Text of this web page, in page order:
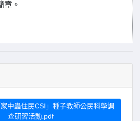
章。
中蟲住民CSI」種子教師公民科學調
查研習活動.pdf